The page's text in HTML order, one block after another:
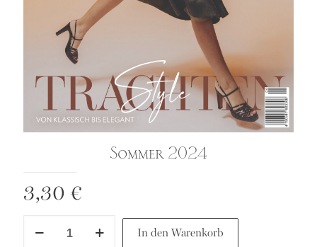
Sommer 2024
3,30 €
2024
In den Warenkorb